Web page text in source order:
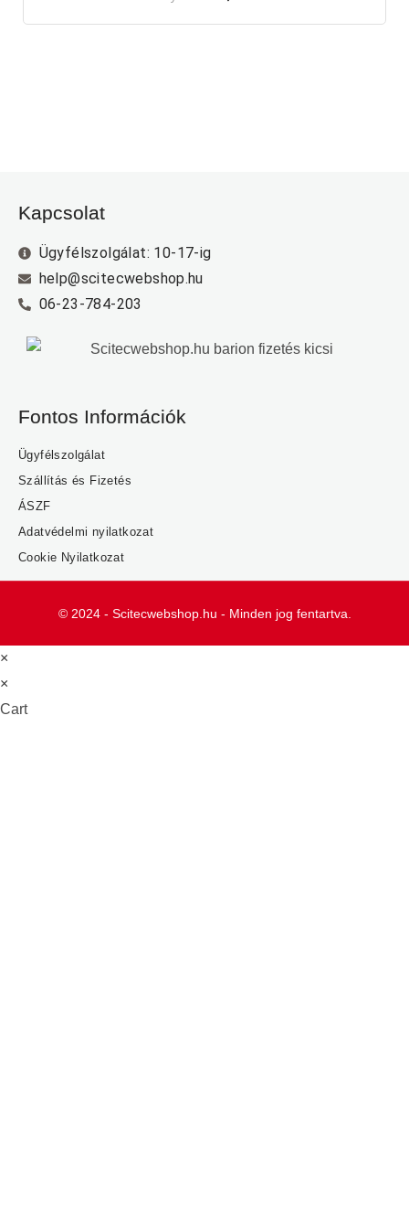
Kapcsolat
Ügyfélszolgálat: 10-17-ig
help@scitecwebshop.hu
06-23-784-203
Fontos Információk
Ügyfélszolgálat
Szállítás és Fizetés
ÁSZF
Adatvédelmi nyilatkozat
Cookie Nyilatkozat
© 2024 - Scitecwebshop.hu - Minden jog fentartva.
×
×
Cart